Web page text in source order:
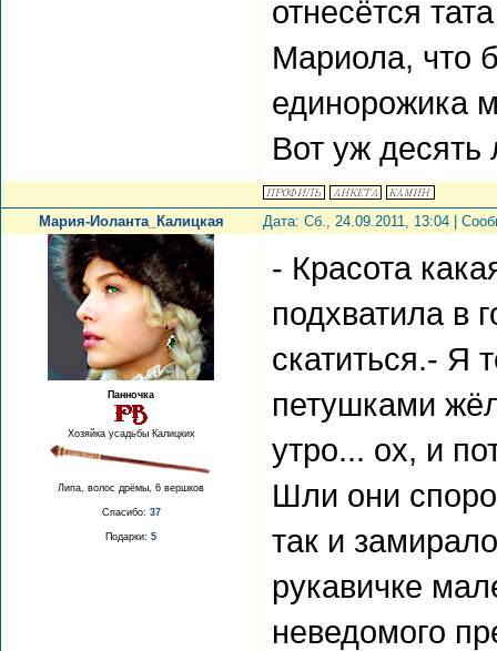
отнесётся
Мариола, что
единорожика
Вот уж
Мария-Иоланта_Калицкая Дата: Сб., 24.09.2011, 13:04 |
Панночка
Хозяйка усадьбы Калицких
Липа, волос дрёмы, 6 вершков
Спасибо: 37
Подарки: 5
- Красота
подхватила в
скатиться.- Я
петушками
утро... ох, и
Шли они
так и
рукавичке
неведомого